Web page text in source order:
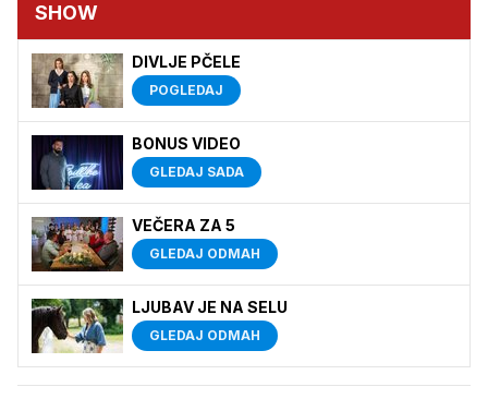
SHOW
DIVLJE PČELE
POGLEDAJ
BONUS VIDEO
GLEDAJ SADA
VEČERA ZA 5
GLEDAJ ODMAH
LJUBAV JE NA SELU
GLEDAJ ODMAH